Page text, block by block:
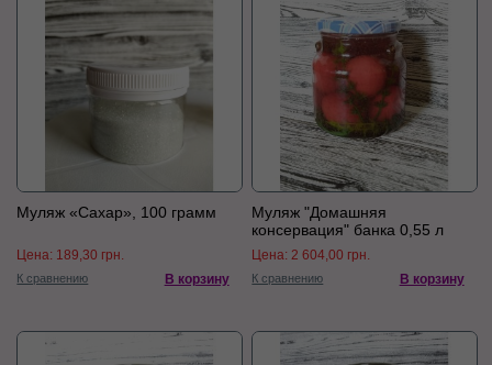
Муляж «Сахар», 100 грамм
Цена: 189,30 грн.
К сравнению В корзину
Муляж "Домашняя
консервация" банка 0,55 л
Цена: 2 604,00 грн.
К сравнению В корзину